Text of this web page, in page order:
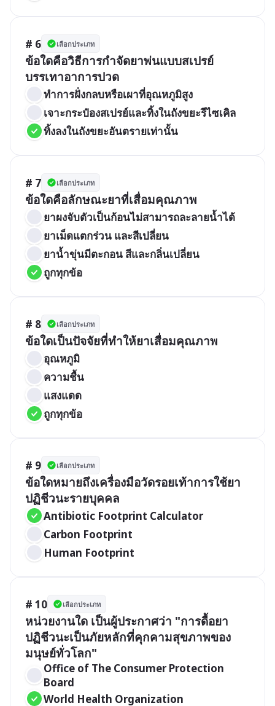
# 6 เลือกประเภท
ข้อใดคือวิธีการกำจัดยาพ่นแบบสเปรย์
บรรเทาอาการปวด
ทำการฝั่งกลบหรือเผาที่อุณหภูมิสูง
เจาะกระป๋องสเปรย์และทิ้งในถังขยะรีไซเคิล
ทิ้งลงในถังขยะอันตรายเท่านั้น
# 7 เลือกประเภท
ข้อใดคือลักษณะยาที่เสื่อมคุณภาพ
ยาผงจับตัวเป็นก้อนไม่สามารถละลายน้ำได้
ยาเม็ดแตกร่วน และสีเปลี่ยน
ยาน้ำขุ่นมีตะกอน สีและกลิ่นเปลี่ยน
ถูกทุกข้อ
# 8 เลือกประเภท
ข้อใดเป็นปัจจัยที่ทำให้ยาเสื่อมคุณภาพ
อุณหภูมิ
ความชื้น
แสงแดด
ถูกทุกข้อ
# 9 เลือกประเภท
ข้อใดหมายถึงเครื่องมือวัดรอยเท้าการใช้ยา
ปฏิชีวนะรายบุคคล
Antibiotic Footprint Calculator
Carbon Footprint
Human Footprint
# 10 เลือกประเภท
หน่วยงานใด เป็นผู้ประกาศว่า "การดื้อยา
ปฏิชีวนะเป็นภัยหลักที่คุกคามสุขภาพของ
มนุษย์ทั่วโลก"
Office of The Consumer Protection
Board
World Health Organization